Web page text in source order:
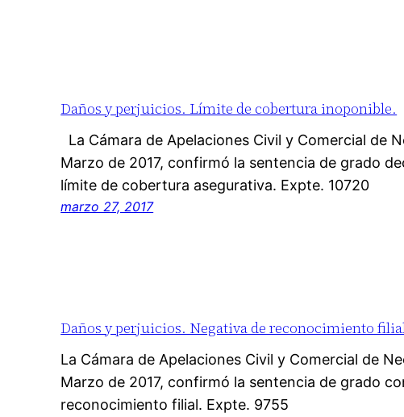
Daños y perjuicios. Límite de cobertura inoponible.
La Cámara de Apelaciones Civil y Comercial de
Marzo de 2017, confirmó la sentencia de grado
límite de cobertura asegurativa. Expte. 10720
marzo 27, 2017
Daños y perjuicios. Negativa de reconocimiento
La Cámara de Apelaciones Civil y Comercial de
Marzo de 2017, confirmó la sentencia de grado
reconocimiento filial. Expte. 9755